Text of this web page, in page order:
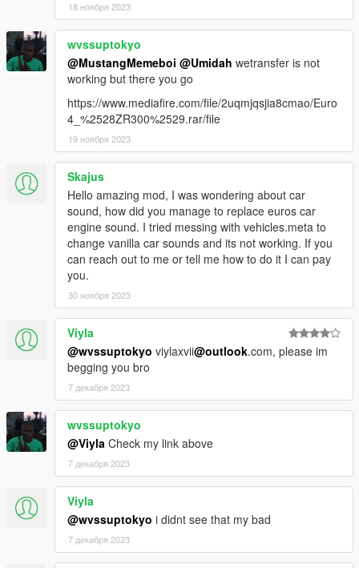
18 ноября 2023
wvssuptokyo
@MustangMemeboi @Umidah wetransfer is not
working but there you go
https://www.mediafire.com/file/2uqmjqsjia8cmao/Euro
4_%2528ZR300%2529.rar/file
19 ноября 2023
Skajus
Hello amazing mod, I was wondering about car
sound, how did you manage to replace euros car
engine sound. I tried messing with vehicles.meta to
change vanilla car sounds and its not working. If you
can reach out to me or tell me how to do it I can pay
you.
30 ноября 2023
Viyla
@wvssuptokyo viylaxvii@outlook.com, please im
begging you bro
7 декабря 2023
wvssuptokyo
@Viyla Check my link above
7 декабря 2023
Viyla
@wvssuptokyo i didnt see that my bad
7 декабря 2023